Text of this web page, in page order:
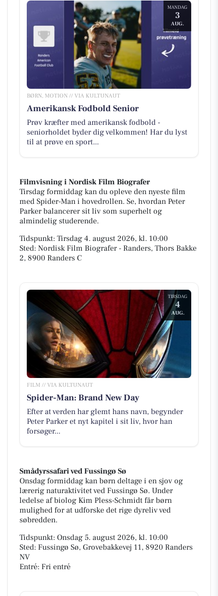
MANDAG
3
AUG.
BØRN, MOTION // VIA KULTUNAUT
Amerikansk Fodbold Senior
Prøv kræfter med amerikansk fodbold -
seniorholdet byder dig velkommen! Har du lyst
til at prøve en sport...
Filmvisning i Nordisk Film Biografer
Tirsdag formiddag kan du opleve den nyeste film
med Spider-Man i hovedrollen. Se, hvordan Peter
Parker balancerer sit liv som superhelt og
almindelig studerende.
Tidspunkt: Tirsdag 4. august 2026, kl. 10:00
Sted: Nordisk Film Biografer - Randers, Thors Bakke
2, 8900 Randers C
TIRSDAG
4
AUG.
FILM // VIA KULTUNAUT
Spider-Man: Brand New Day
Efter at verden har glemt hans navn, begynder
Peter Parker et nyt kapitel i sit liv, hvor han
forsøger...
Smådyrssafari ved Fussingø Sø
Onsdag formiddag kan børn deltage i en sjov og
lærerig naturaktivitet ved Fussingø Sø. Under
ledelse af biolog Kim Pless-Schmidt får børn
mulighed for at udforske det rige dyreliv ved
søbredden.
Tidspunkt: Onsdag 5. august 2026, kl. 10:00
Sted: Fussingø Sø, Grovebakkevej 11, 8920 Randers
NV
Entré: Fri entré